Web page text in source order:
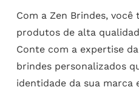
Com a Zen Brindes,
produtos de alta
Conte com a expertise
brindes personalizados
identidade da sua marca